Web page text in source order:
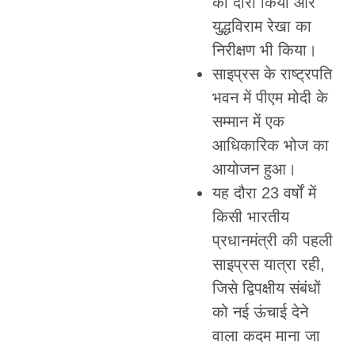
युद्धविराम रेखा का
निरीक्षण भी किया।
साइप्रस के राष्ट्रपति
भवन में पीएम मोदी के
सम्मान में एक
आधिकारिक भोज का
आयोजन हुआ।
यह दौरा 23 वर्षों में
किसी भारतीय
प्रधानमंत्री की पहली
साइप्रस यात्रा रही,
जिसे द्विपक्षीय संबंधों
को नई ऊंचाई देने
वाला कदम माना जा